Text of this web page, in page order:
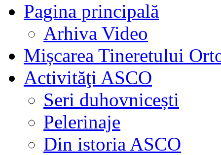
Pagina principală
Arhiva Video
Mișcarea Tineretului
Activităţi ASCO
Seri duhovnicești
Pelerinaje
Din istoria ASCO